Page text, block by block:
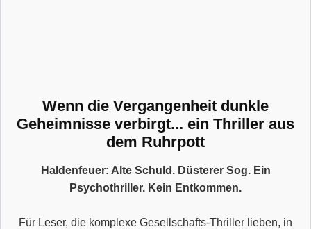
Wenn die Vergangenheit dunkle
Geheimnisse verbirgt... ein Thriller aus
dem Ruhrpott
Haldenfeuer: Alte Schuld. Düsterer Sog. Ein
Psychothriller. Kein Entkommen.
Für Leser, die komplexe Gesellschafts-Thriller lieben, in